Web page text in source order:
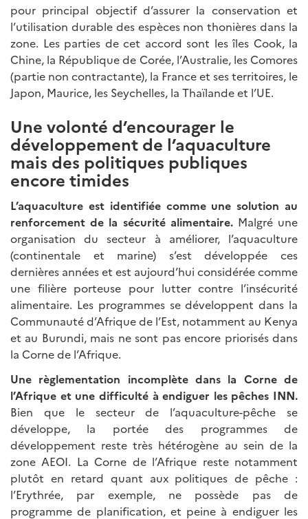
pour principal objectif d’assurer la conservation et
l’utilisation durable des espèces non thonières dans la
zone. Les parties de cet accord sont les îles Cook, la
Chine, la République de Corée, l’Australie, les Comores
(partie non contractante), la France et ses territoires, le
Japon, Maurice, les Seychelles, la Thaïlande et l’UE.
Une volonté d’encourager le
développement de l’aquaculture
mais des politiques publiques
encore timides
L’aquaculture est identifiée comme une solution au
renforcement de la sécurité alimentaire. Malgré une
organisation du secteur à améliorer, l’aquaculture
(continentale et marine) s’est développée ces
dernières années et est aujourd’hui considérée comme
une filière porteuse pour lutter contre l’insécurité
alimentaire. Les programmes se développent dans la
Communauté d’Afrique de l’Est, notamment au Kenya
et au Burundi, mais ne sont pas encore priorisés dans
la Corne de l’Afrique.
Une règlementation incomplète dans la Corne de
l’Afrique et une difficulté à endiguer les pêches INN.
Bien que le secteur de l’aquaculture-pêche se
développe, la portée des programmes de
développement reste très hétérogène au sein de la
zone AEOI. La Corne de l’Afrique reste notamment
plutôt en retard quant aux politiques de pêche :
l’Erythrée, par exemple, ne possède pas de
programme de planification, et peine à endiguer les